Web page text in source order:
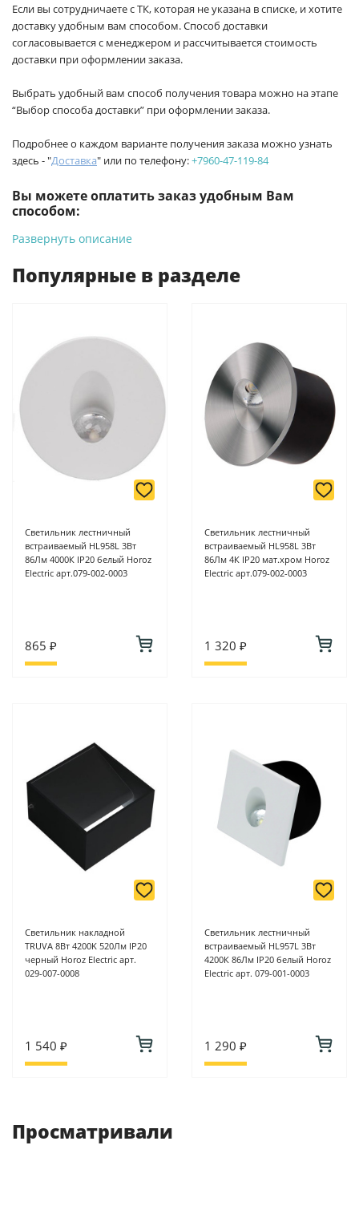
Если вы сотрудничаете с ТК, которая не указана в списке, и хотите
доставку удобным вам способом. Способ доставки
согласовывается с менеджером и рассчитывается стоимость
доставки при оформлении заказа.
Выбрать удобный вам способ получения товара можно на этапе
“Выбор способа доставки” при оформлении заказа.
Подробнее о каждом варианте получения заказа можно узнать
здесь - "Доставка" или по телефону:+7960-47-119-84
Вы можете оплатить заказ удобным Вам
способом:
-Банковской картой на сайте ProffЭлектро. Данный вид
Для юридических лиц: переводом на расчетный счет при
онлайн оплате заказа на сайте.
Подробнее о способах оплаты можно узнать здесь - "Оплата"
Развернуть описание
Популярные в разделе
Светильник лестничный
встраиваемый HL958L 3Вт
86Лм 4000К IP20 белый Horoz
Electric арт.079-002-0003
865 ₽
Светильник лестничный
встраиваемый HL958L 3Вт
86Лм 4К IP20 мат.хром Horoz
Electric арт.079-002-0003
1 320 ₽
Светильник накладной
TRUVA 8Вт 4200K 520Лм IP20
черный Horoz Electric арт.
029-007-0008
1 540 ₽
Светильник лестничный
встраиваемый HL957L 3Вт
4200К 86Лм IP20 белый Horoz
Electric арт. 079-001-0003
1 290 ₽
Просматривали